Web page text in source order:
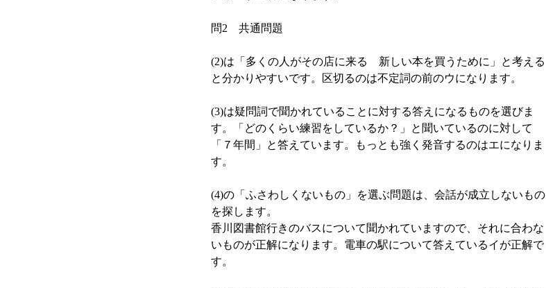
問2 共通問題
(2)は「多くの人がその店に来る 新しい本を買うために」と考える
と分かりやすいです。区切るのは不定詞の前のウになります。
(3)は疑問詞で聞かれていることに対する答えになるものを選びま
す。「どのくらい練習をしているか？」と聞いているのに対して
「７年間」と答えています。もっとも強く発音するのはエになりま
す。
(4)の「ふさわしくないもの」を選ぶ問題は、会話が成立しないもの
を探します。
香川図書館行きのバスについて聞かれていますので、それに合わな
いものが正解になります。電車の駅について答えているイが正解で
す。